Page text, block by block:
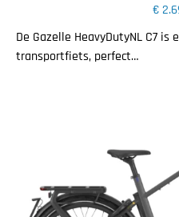
€
De Gazelle HeavyDutyNL C7
transportfiets, perfect…